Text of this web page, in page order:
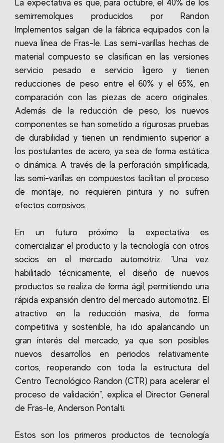
La expectativa es que, para octubre, el 40% de los
semirremolques producidos por Randon
Implementos salgan de la fábrica equipados con la
nueva línea de Fras-le. Las semi-varillas hechas de
material compuesto se clasifican en las versiones
servicio pesado e servicio ligero y tienen
reducciones de peso entre el 60% y el 65%, en
comparación con las piezas de acero originales.
Además de la reducción de peso, los nuevos
componentes se han sometido a rigurosas pruebas
de durabilidad y tienen un rendimiento superior a
los postulantes de acero, ya sea de forma estática
o dinámica. A través de la perforación simplificada,
las semi-varillas en compuestos facilitan el proceso
de montaje, no requieren pintura y no sufren
efectos corrosivos.
En un futuro próximo la expectativa es
comercializar el producto y la tecnología con otros
socios en el mercado automotriz. "Una vez
habilitado técnicamente, el diseño de nuevos
productos se realiza de forma ágil, permitiendo una
rápida expansión dentro del mercado automotriz. El
atractivo en la reducción masiva, de forma
competitiva y sostenible, ha ido apalancando un
gran interés del mercado, ya que son posibles
nuevos desarrollos en periodos relativamente
cortos, reoperando con toda la estructura del
Centro Tecnológico Randon (CTR) para acelerar el
proceso de validación", explica el Director General
de Fras-le, Anderson Pontalti.
Estos son los primeros productos de tecnología